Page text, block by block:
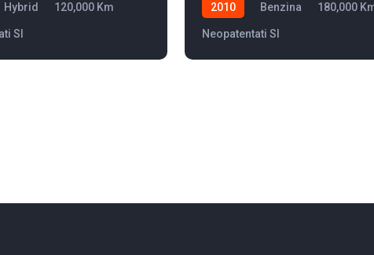
Hybrid 120,000 Km
SI
2010 Benzina 180,000
Neopatentati SI